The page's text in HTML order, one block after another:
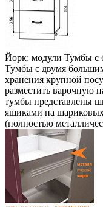
Йорк: модули Тумбы
Тумбы с двумя
хранения крупной
разместить варочную
тумбы представлены
ящиками на
(полностью